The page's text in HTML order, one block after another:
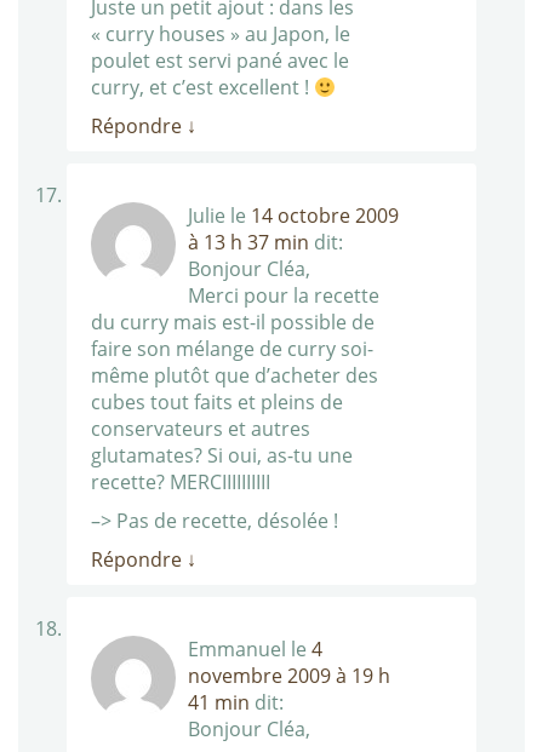
Juste un petit ajout : dans les
« curry houses » au Japon, le
poulet est servi pané avec le
curry, et c’est excellent !
Répondre ↓
Julie le 14 octobre 2009
à 13 h 37 min dit:
Bonjour Cléa,
Merci pour la recette
du curry mais est-il possible de
faire son mélange de curry soi-
même plutôt que d’acheter des
cubes tout faits et pleins de
conservateurs et autres
glutamates? Si oui, as-tu une
recette? MERCIIIIIIIIII
–> Pas de recette, désolée !
Répondre ↓
Emmanuel le 4
novembre 2009 à 19 h
41 min dit:
Bonjour Cléa,